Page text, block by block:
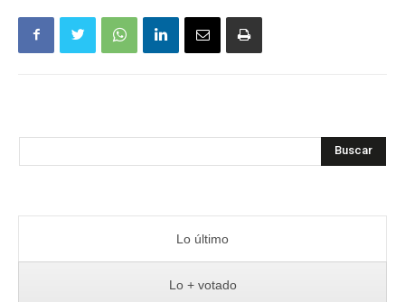
Buscar
Lo último
Lo + votado